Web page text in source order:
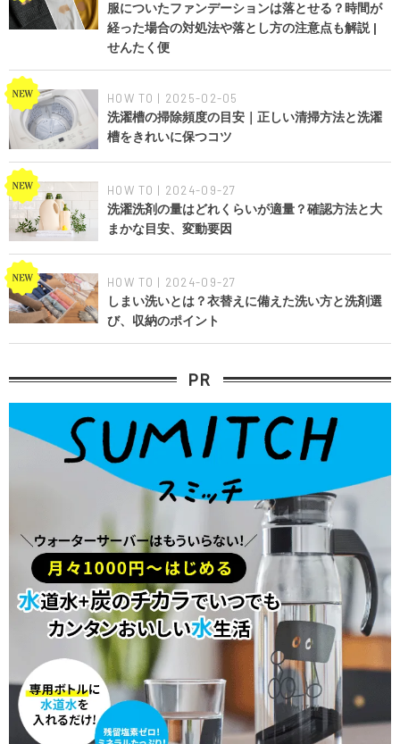
服についたファンデーションは落とせる？時間が
経った場合の対処法や落とし方の注意点も解説 |
せんたく便
HOW TO | 2025-02-05
洗濯槽の掃除頻度の目安｜正しい清掃方法と洗濯
槽をきれいに保つコツ
HOW TO | 2024-09-27
洗濯洗剤の量はどれくらいが適量？確認方法と大
まかな目安、変動要因
HOW TO | 2024-09-27
しまい洗いとは？衣替えに備えた洗い方と洗剤選
び、収納のポイント
PR